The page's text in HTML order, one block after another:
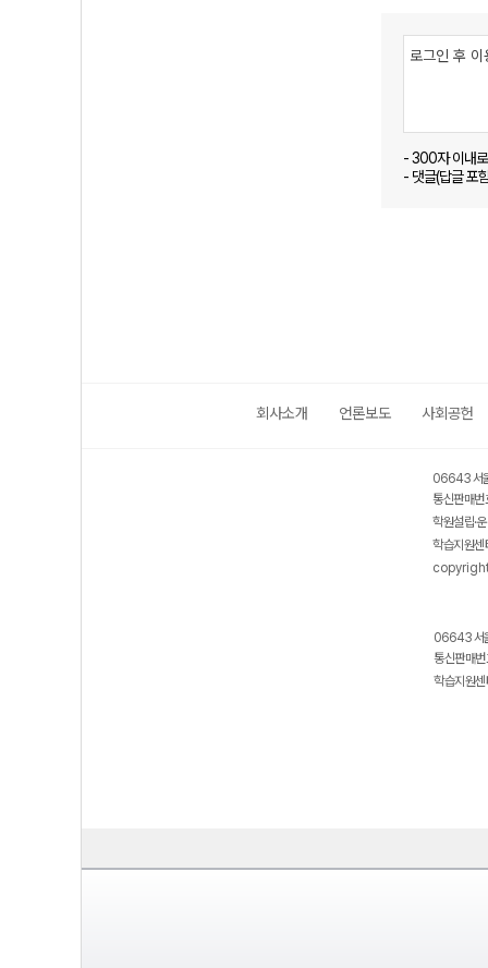
- 300자 이내
- 댓글(답글 포
회사소개 언론보도 사회공헌
06643 서
통신판매
학원설립·
학습지원
06643 서
통신판매
학습지원